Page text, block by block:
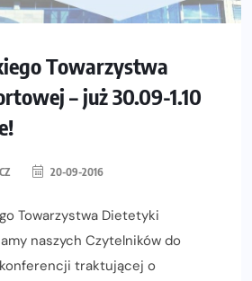
Towarzystwa
– już 30.09-1.10
20-09-2016
Towarzystwa Dietetyki
naszych Czytelników do
traktującej o